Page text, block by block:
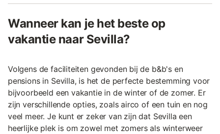
Wanneer kan je het beste op
vakantie naar Sevilla?
Volgens de faciliteiten gevonden bij de b&b's en
pensions in Sevilla, is het de perfecte bestemming voor
bijvoorbeeld een vakantie in de winter of de zomer. Er
zijn verschillende opties, zoals airco of een tuin en nog
veel meer. Je kunt er zeker van zijn dat Sevilla een
heerlijke plek is om zowel met zomers als winterweer